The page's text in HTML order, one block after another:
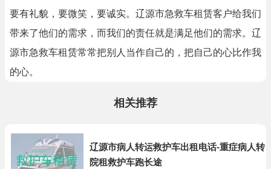
要有礼貌，要微笑，要诚实。辽源市急救车租赁客户给我们
带来了他们的需求，而我们的责任就是满足他们的需求。辽
源市急救车租赁常常把别人当作自己的，把自己的心比作我
的心。
相关推荐
辽源市病人转运救护车出租电话-重症病人转
院租救护车跑长途